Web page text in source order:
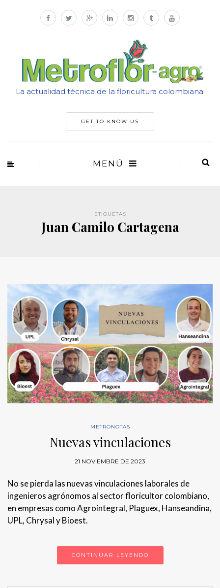
La actualidad técnica de la floricultura colombiana
GET TO KNOW US
MENÚ
ETIQUETAS
Juan Camilo Cartagena
METRONOTAS
Nuevas vinculaciones
21 NOVIEMBRE DE 2023
No se pierda las nuevas vinculaciones laborales de
ingenieros agrónomos al sector floricultor colombiano,
en empresas como Agrointegral, Plaguex, Hanseandina,
UPL, Chrysal y Bioest.
CONTINUAR LEYENDO